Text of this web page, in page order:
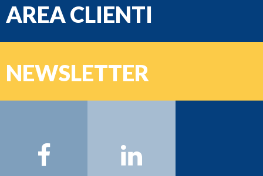
AREA CLIENTI
NEWSLETTER
Email: